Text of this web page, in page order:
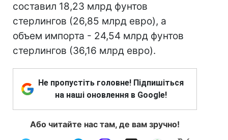
составил 18,23 млрд фунтов
стерлингов (26,85 млрд евро), а
объем импорта - 24,54 млрд фунтов
стерлингов (36,16 млрд евро).
Не пропустіть головне! Підпишіться
на наші оновлення в Google!
Або читайте нас там, де вам зручно!